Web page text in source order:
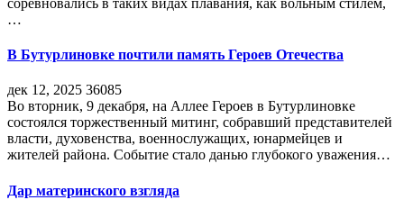
…
В Бутурлиновке почтили память Героев Отечества
дек 12, 2025 36085
Во вторник, 9 декабря, на Аллее Героев в Бутурлиновке
состоялся торжественный митинг, собравший представителей
власти, духовенства, военнослужащих, юнармейцев и
жителей района. Событие стало данью глубокого уважения…
Дар материнского взгляда